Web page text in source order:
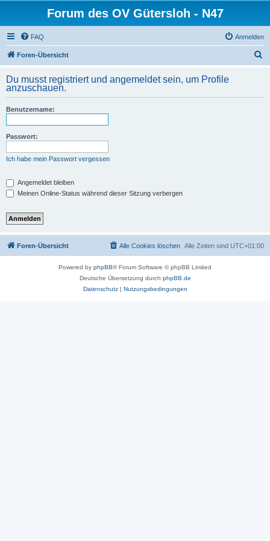
Forum des OV Gütersloh - N47
FAQ Anmelden
Foren-Übersicht
h
Du musst registriert und angemeldet sein, um Profile
anzuschauen.
Benutzername:
Passwort:
Ich habe mein Passwort vergessen
Angemeldet bleiben
Meinen Online-Status während dieser Sitzung verbergen
Foren-Übersicht Alle Zeiten sind UTC+01:00
Alle Cookies löschen
Powered by phpBB® Forum Software © phpBB Limited
Deutsche Übersetzung durch phpBB.de
Datenschutz| Nutzungsbedingungen